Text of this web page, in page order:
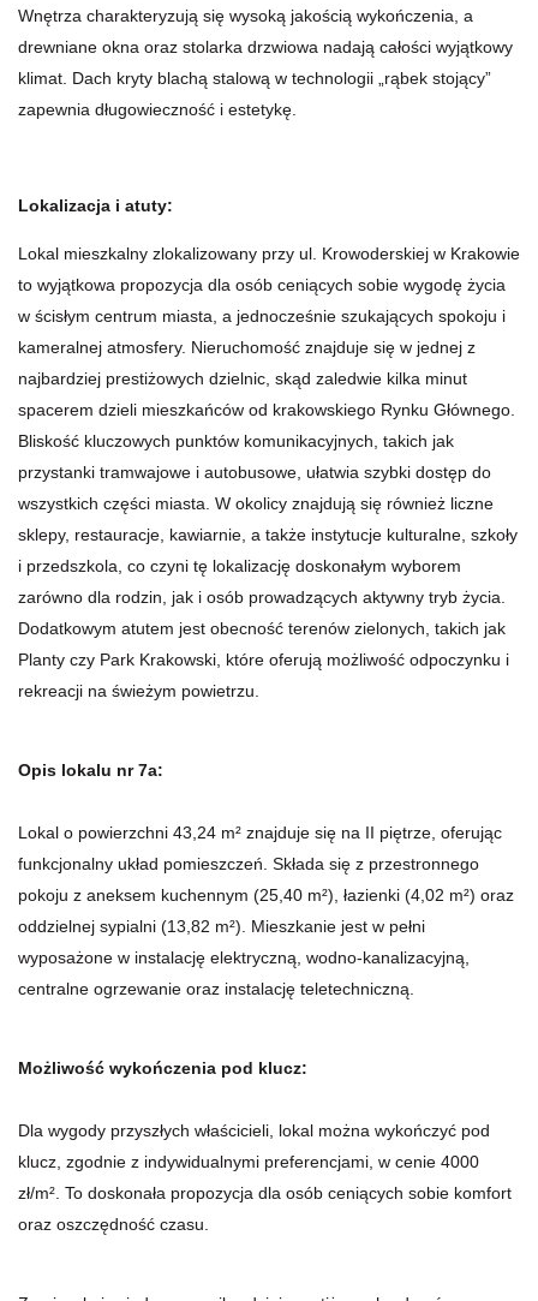
Wnętrza charakteryzują się wysoką jakością wykończenia, a
drewniane okna oraz stolarka drzwiowa nadają całości wyjątkowy
klimat. Dach kryty blachą stalową w technologii „rąbek stojący”
zapewnia długowieczność i estetykę.
Lokalizacja i atuty:
Lokal mieszkalny zlokalizowany przy ul. Krowoderskiej w Krakowie
to wyjątkowa propozycja dla osób ceniących sobie wygodę życia
w ścisłym centrum miasta, a jednocześnie szukających spokoju i
kameralnej atmosfery. Nieruchomość znajduje się w jednej z
najbardziej prestiżowych dzielnic, skąd zaledwie kilka minut
spacerem dzieli mieszkańców od krakowskiego Rynku Głównego.
Bliskość kluczowych punktów komunikacyjnych, takich jak
przystanki tramwajowe i autobusowe, ułatwia szybki dostęp do
wszystkich części miasta. W okolicy znajdują się również liczne
sklepy, restauracje, kawiarnie, a także instytucje kulturalne, szkoły
i przedszkola, co czyni tę lokalizację doskonałym wyborem
zarówno dla rodzin, jak i osób prowadzących aktywny tryb życia.
Dodatkowym atutem jest obecność terenów zielonych, takich jak
Planty czy Park Krakowski, które oferują możliwość odpoczynku i
rekreacji na świeżym powietrzu.
Opis lokalu nr 7a:
Lokal o powierzchni 43,24 m² znajduje się na II piętrze, oferując
funkcjonalny układ pomieszczeń. Składa się z przestronnego
pokoju z aneksem kuchennym (25,40 m²), łazienki (4,02 m²) oraz
oddzielnej sypialni (13,82 m²). Mieszkanie jest w pełni
wyposażone w instalację elektryczną, wodno-kanalizacyjną,
centralne ogrzewanie oraz instalację teletechniczną.
Możliwość wykończenia pod klucz:
Dla wygody przyszłych właścicieli, lokal można wykończyć pod
klucz, zgodnie z indywidualnymi preferencjami, w cenie 4000
zł/m². To doskonała propozycja dla osób ceniących sobie komfort
oraz oszczędność czasu.